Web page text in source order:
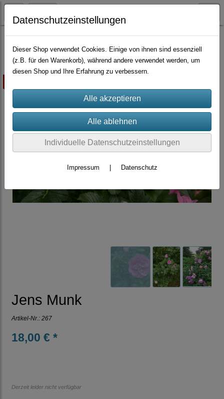
Container-Rosen
Jens Munk
Artikel-Nr.: 267
18,00 € *
Derzeit leider nicht verfügbar
Datenschutzeinstellungen
Dieser Shop verwendet Cookies. Einige von ihnen sind essenziell
(z.B. für den Warenkorb), während andere verwendet werden, um
diesen Shop und Ihre Erfahrung zu verbessern.
Individuelle Datenschutzeinstellungen
Impressum Datenschutz